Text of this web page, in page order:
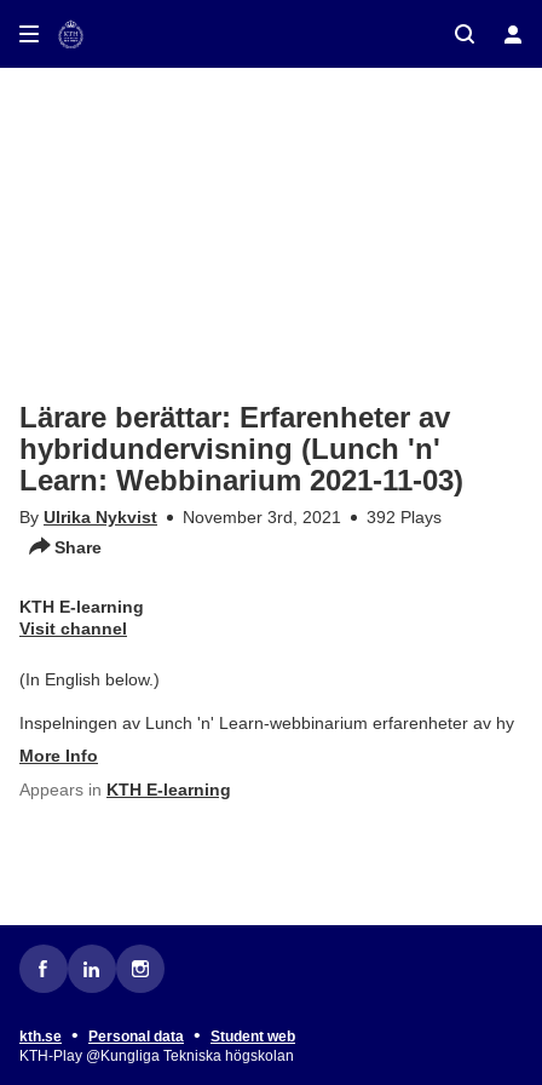
on TV
Lärare berättar: Erfarenheter av
hybridundervisning (Lunch 'n'
Learn: Webbinarium 2021-11-03)
By Ulrika Nykvist November 3rd, 2021
392 Plays
Share
KTH E-learning
Visit channel
(In English below.)
Inspelningen av Lunch 'n' Learn-webbinarium erfarenheter av hy
More Info
Appears in KTH E-learning
kth.se • Personal data •
Student web
KTH-Play @Kungliga Tekniska högskolan